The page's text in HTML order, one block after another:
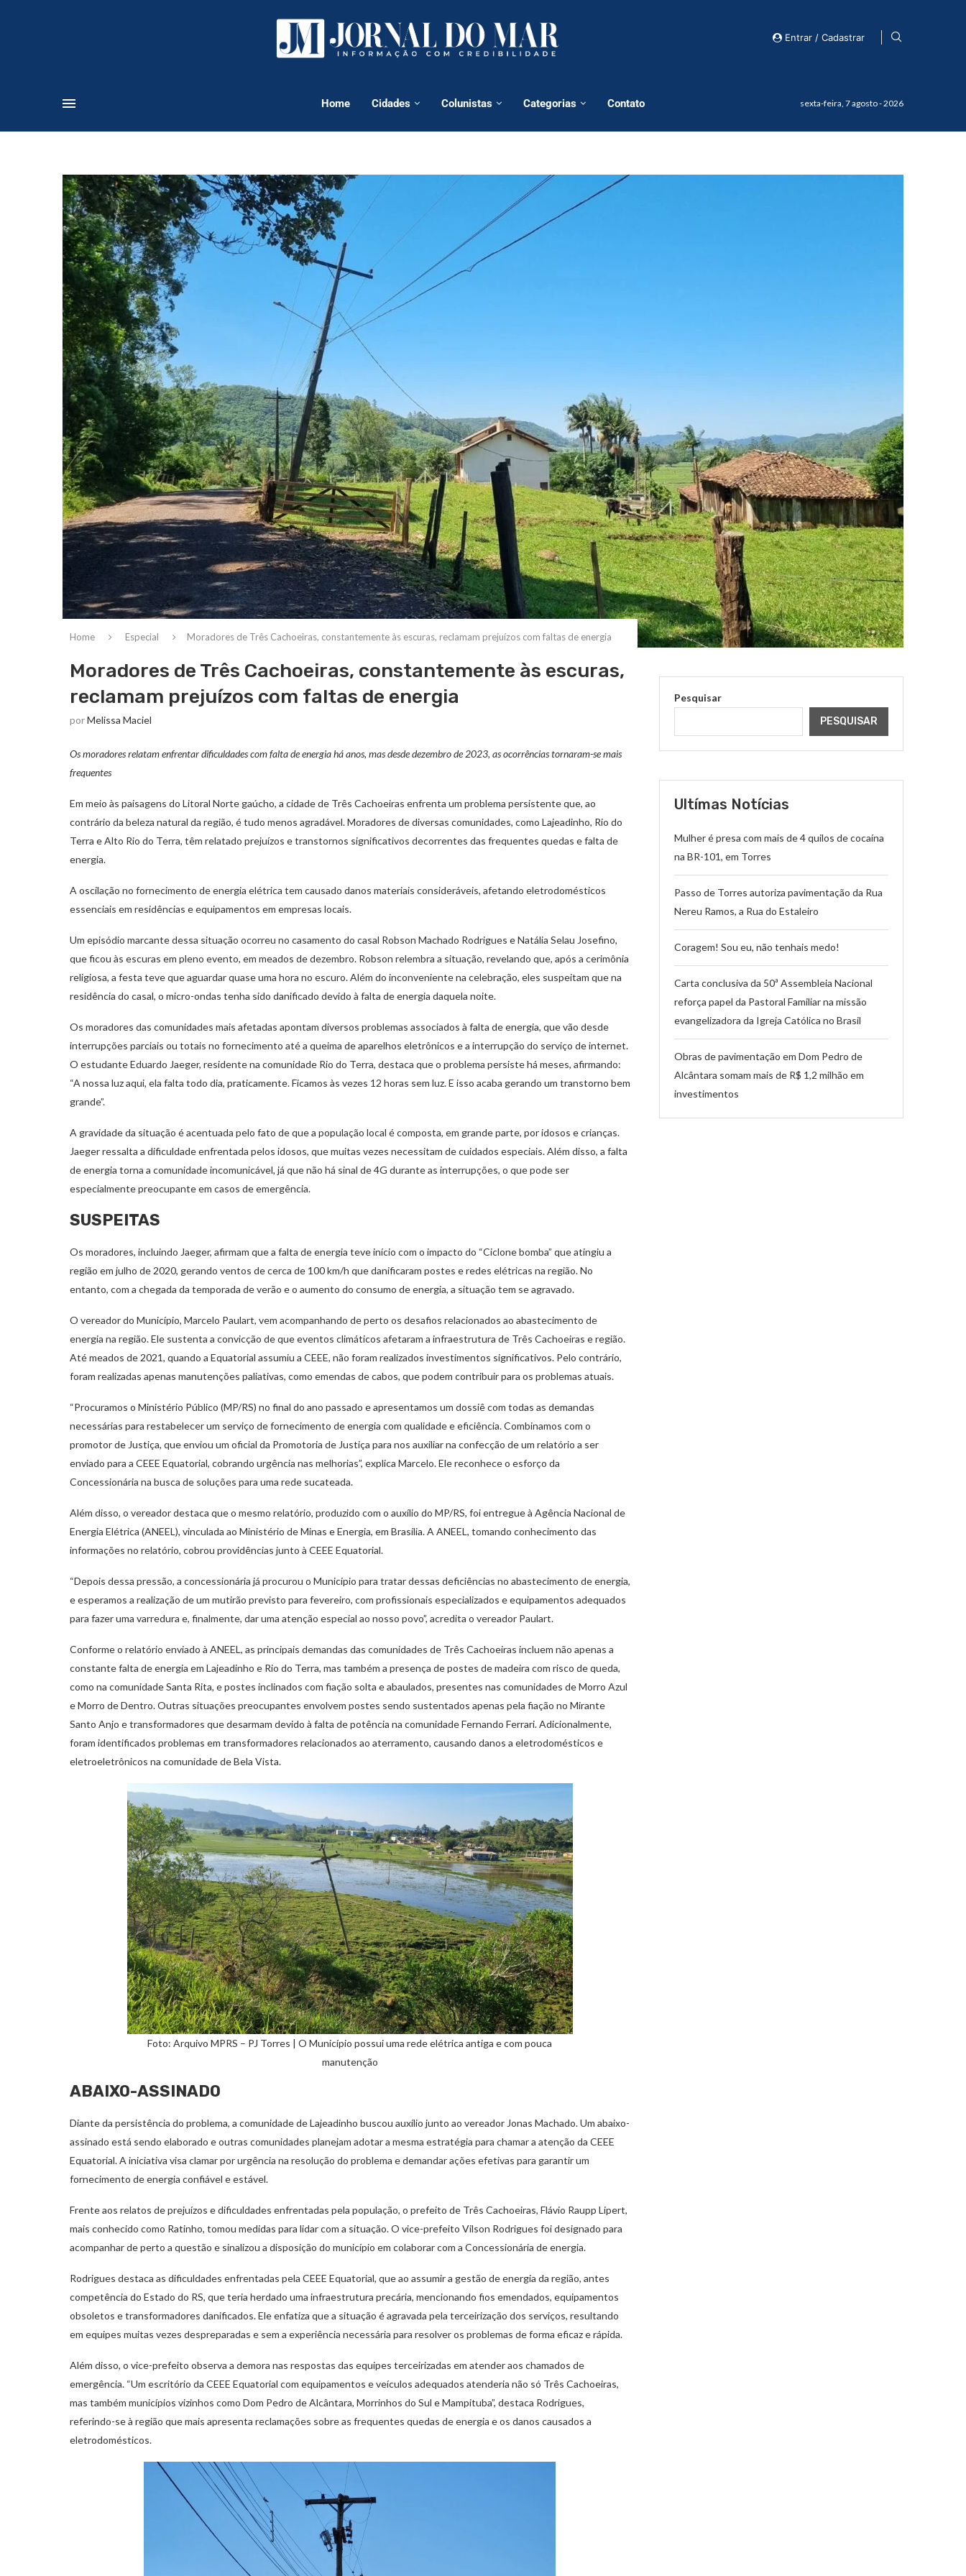
Entrar / Cadastrar
Home Cidades Colunistas Categorias Contato sexta-feira, 7 agosto - 2026
Home Especial Moradores de Três Cachoeiras, constantemente às escuras, reclamam prejuízos com faltas de energia
Moradores de Três Cachoeiras, constantemente às escuras,
reclamam prejuízos com faltas de energia
porMelissa Maciel
Os moradores relatam enfrentar dificuldades com falta de energia há anos, mas desde dezembro de 2023, as ocorrências tornaram-se mais
frequentes
Em meio às paisagens do Litoral Norte gaúcho, a cidade de Três Cachoeiras enfrenta um problema persistente que, ao
contrário da beleza natural da região, é tudo menos agradável. Moradores de diversas comunidades, como Lajeadinho, Rio do
Terra e Alto Rio do Terra, têm relatado prejuízos e transtornos significativos decorrentes das frequentes quedas e falta de
energia.
A oscilação no fornecimento de energia elétrica tem causado danos materiais consideráveis, afetando eletrodomésticos
essenciais em residências e equipamentos em empresas locais.
Um episódio marcante dessa situação ocorreu no casamento do casal Robson Machado Rodrigues e Natália Selau Josefino,
que ficou às escuras em pleno evento, em meados de dezembro. Robson relembra a situação, revelando que, após a cerimônia
religiosa, a festa teve que aguardar quase uma hora no escuro. Além do inconveniente na celebração, eles suspeitam que na
residência do casal, o micro-ondas tenha sido danificado devido à falta de energia daquela noite.
Os moradores das comunidades mais afetadas apontam diversos problemas associados à falta de energia, que vão desde
interrupções parciais ou totais no fornecimento até a queima de aparelhos eletrônicos e a interrupção do serviço de internet.
O estudante Eduardo Jaeger, residente na comunidade Rio do Terra, destaca que o problema persiste há meses, afirmando:
“A nossa luz aqui, ela falta todo dia, praticamente. Ficamos às vezes 12 horas sem luz. E isso acaba gerando um transtorno bem
grande”.
A gravidade da situação é acentuada pelo fato de que a população local é composta, em grande parte, por idosos e crianças.
Jaeger ressalta a dificuldade enfrentada pelos idosos, que muitas vezes necessitam de cuidados especiais. Além disso, a falta
de energia torna a comunidade incomunicável, já que não há sinal de 4G durante as interrupções, o que pode ser
especialmente preocupante em casos de emergência.
SUSPEITAS
Os moradores, incluindo Jaeger, afirmam que a falta de energia teve início com o impacto do “Ciclone bomba” que atingiu a
região em julho de 2020, gerando ventos de cerca de 100 km/h que danificaram postes e redes elétricas na região. No
entanto, com a chegada da temporada de verão e o aumento do consumo de energia, a situação tem se agravado.
O vereador do Município, Marcelo Paulart, vem acompanhando de perto os desafios relacionados ao abastecimento de
energia na região. Ele sustenta a convicção de que eventos climáticos afetaram a infraestrutura de Três Cachoeiras e região.
Até meados de 2021, quando a Equatorial assumiu a CEEE, não foram realizados investimentos significativos. Pelo contrário,
foram realizadas apenas manutenções paliativas, como emendas de cabos, que podem contribuir para os problemas atuais.
“Procuramos o Ministério Público (MP/RS) no final do ano passado e apresentamos um dossiê com todas as demandas
necessárias para restabelecer um serviço de fornecimento de energia com qualidade e eficiência. Combinamos com o
promotor de Justiça, que enviou um oficial da Promotoria de Justiça para nos auxiliar na confecção de um relatório a ser
enviado para a CEEE Equatorial, cobrando urgência nas melhorias”, explica Marcelo. Ele reconhece o esforço da
Concessionária na busca de soluções para uma rede sucateada.
Além disso, o vereador destaca que o mesmo relatório, produzido com o auxílio do MP/RS, foi entregue à Agência Nacional de
Energia Elétrica (ANEEL), vinculada ao Ministério de Minas e Energia, em Brasília. A ANEEL, tomando conhecimento das
informações no relatório, cobrou providências junto à CEEE Equatorial.
“Depois dessa pressão, a concessionária já procurou o Município para tratar dessas deficiências no abastecimento de energia,
e esperamos a realização de um mutirão previsto para fevereiro, com profissionais especializados e equipamentos adequados
para fazer uma varredura e, finalmente, dar uma atenção especial ao nosso povo”, acredita o vereador Paulart.
Conforme o relatório enviado à ANEEL, as principais demandas das comunidades de Três Cachoeiras incluem não apenas a
constante falta de energia em Lajeadinho e Rio do Terra, mas também a presença de postes de madeira com risco de queda,
como na comunidade Santa Rita, e postes inclinados com fiação solta e abaulados, presentes nas comunidades de Morro Azul
e Morro de Dentro. Outras situações preocupantes envolvem postes sendo sustentados apenas pela fiação no Mirante
Santo Anjo e transformadores que desarmam devido à falta de potência na comunidade Fernando Ferrari. Adicionalmente,
foram identificados problemas em transformadores relacionados ao aterramento, causando danos a eletrodomésticos e
eletroeletrônicos na comunidade de Bela Vista.
Foto: Arquivo MPRS – PJ Torres | O Município possui uma rede elétrica antiga e com pouca
manutenção
ABAIXO-ASSINADO
Diante da persistência do problema, a comunidade de Lajeadinho buscou auxílio junto ao vereador Jonas Machado. Um abaixo-
assinado está sendo elaborado e outras comunidades planejam adotar a mesma estratégia para chamar a atenção da CEEE
Equatorial. A iniciativa visa clamar por urgência na resolução do problema e demandar ações efetivas para garantir um
fornecimento de energia confiável e estável.
Frente aos relatos de prejuízos e dificuldades enfrentadas pela população, o prefeito de Três Cachoeiras, Flávio Raupp Lipert,
mais conhecido como Ratinho, tomou medidas para lidar com a situação. O vice-prefeito Vilson Rodrigues foi designado para
acompanhar de perto a questão e sinalizou a disposição do município em colaborar com a Concessionária de energia.
Rodrigues destaca as dificuldades enfrentadas pela CEEE Equatorial, que ao assumir a gestão de energia da região, antes
competência do Estado do RS, que teria herdado uma infraestrutura precária, mencionando fios emendados, equipamentos
obsoletos e transformadores danificados. Ele enfatiza que a situação é agravada pela terceirização dos serviços, resultando
em equipes muitas vezes despreparadas e sem a experiência necessária para resolver os problemas de forma eficaz e rápida.
Além disso, o vice-prefeito observa a demora nas respostas das equipes terceirizadas em atender aos chamados de
emergência. “Um escritório da CEEE Equatorial com equipamentos e veículos adequados atenderia não só Três Cachoeiras,
mas também municípios vizinhos como Dom Pedro de Alcântara, Morrinhos do Sul e Mampituba”, destaca Rodrigues,
referindo-se à região que mais apresenta reclamações sobre as frequentes quedas de energia e os danos causados a
eletrodomésticos.
Pesquisar
PESQUISAR
Ultímas Notícias
Mulher é presa com mais de 4 quilos de cocaína
na BR-101, em Torres
Passo de Torres autoriza pavimentação da Rua
Nereu Ramos, a Rua do Estaleiro
Coragem! Sou eu, não tenhais medo!
Carta conclusiva da 50ª Assembleia Nacional
reforça papel da Pastoral Familiar na missão
evangelizadora da Igreja Católica no Brasil
Obras de pavimentação em Dom Pedro de
Alcântara somam mais de R$ 1,2 milhão em
investimentos